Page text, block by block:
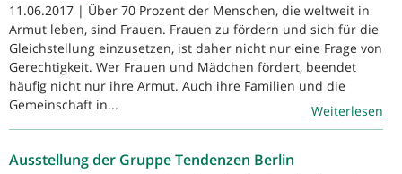
11.06.2017 | Über 70 Prozent der Menschen, die weltweit in
Armut leben, sind Frauen. Frauen zu fördern und sich für die
Gleichstellung einzusetzen, ist daher nicht nur eine Frage von
Gerechtigkeit. Wer Frauen und Mädchen fördert, beendet
häufig nicht nur ihre Armut. Auch ihre Familien und die
Gemeinschaft in...
Weiterlesen
Ausstellung der Gruppe Tendenzen Berlin